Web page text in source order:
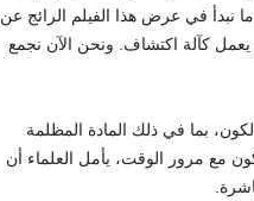
نبدأ في عرض هذا الفيلم الرائج عن
يعمل كآلة اكتشاف. ونحن الآن نجمع
بما في ذلك المادة المظلمة
مع مرور الوقت، يأمل العلماء أن